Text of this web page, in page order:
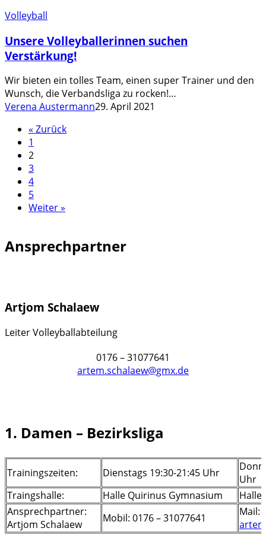
Unsere
suchen
Verstärkung!
Volleyball
Unsere Volleyballerinnen suchen
Verstärkung!
Wir bieten ein tolles Team, einen super Trainer und den
Wunsch, die Verbandsliga zu rocken!…
Verena Austermann29. April 2021
« Zurück
1
2
3
4
5
Weiter »
Ansprechpartner
Artjom Schalaew
Leiter Volleyballabteilung
0176 – 31077641
artem.schalaew@gmx.de
1. Damen – Bezirksliga
Trainingszeiten: Dienstags 19:30-21:45 Uhr
Uhr
Traingshalle:
Halle Quirinus Gymnasium
Halle
Ansprechpartner:
Artjom Schalaew
Mobil: 0176 – 31077641
Mail: